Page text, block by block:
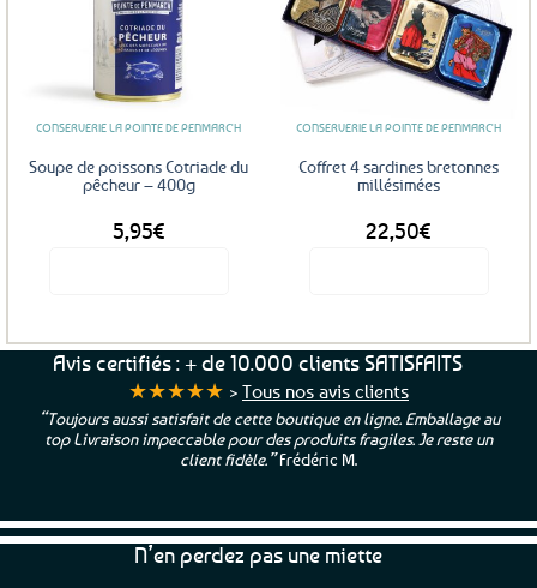
CONSERVERIE LA POINTE DE PENMARC'H
Soupe de poissons Cotriade du
pêcheur – 400g
5,95€
Ajouter
aux
favoris
CONSERVERIE LA POINTE DE PENMARC'H
Coffret 4 sardines bretonnes
millésimées
22,50€
Avis certifiés : + de 10.000 clients SATISFAITS
★★★★★ > Tous nos avis clients
“Toujours aussi satisfait de cette boutique en ligne. Emballage au
top Livraison impeccable pour des produits fragiles. Je reste un
client fidèle.”Frédéric M.
N’en perdez pas une miette